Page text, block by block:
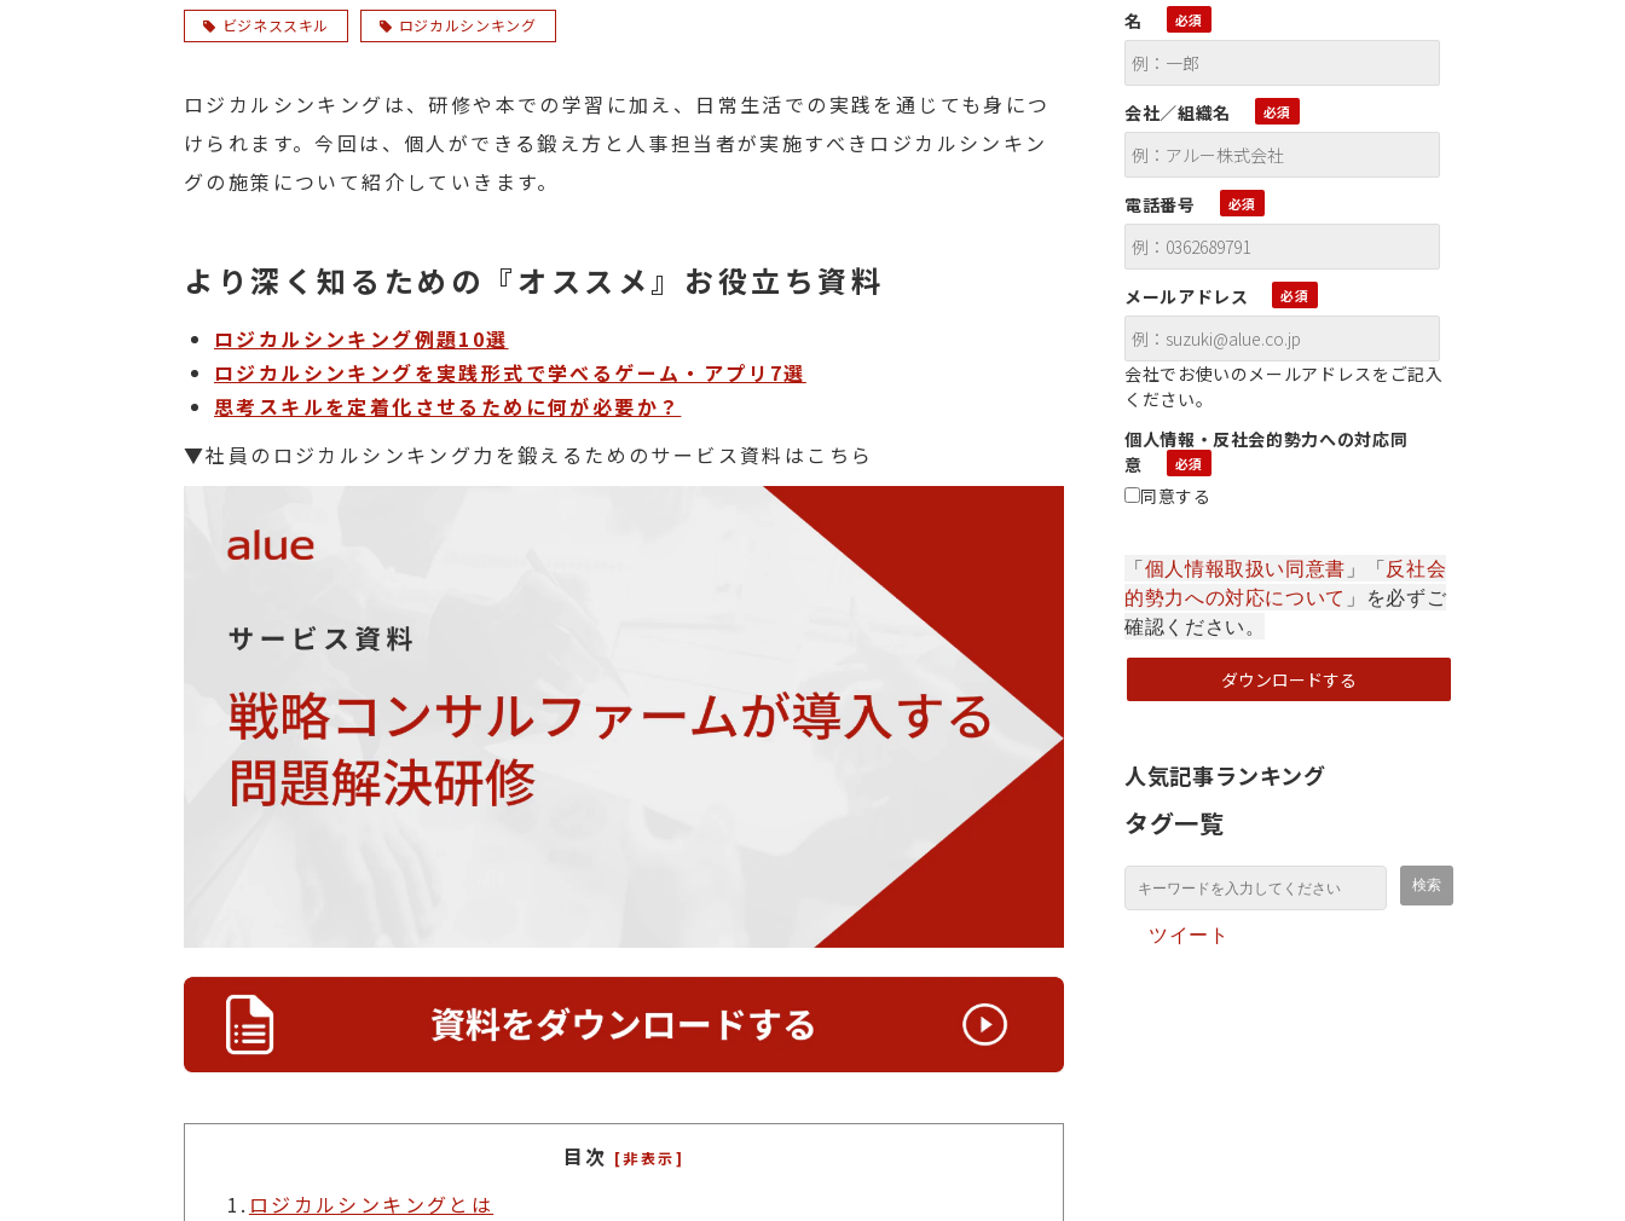
ビジネススキル
ロジカルシンキング
ロジカルシンキングは、研修や本での学習に加え、日常生活での実践を通じても身につ
けられます。今回は、個人ができる鍛え方と人事担当者が実施すべきロジカルシンキン
グの施策について紹介していきます。
より深く知るための『オススメ』お役立ち資料
ロジカルシンキング例題10選
ロジカルシンキングを実践形式で学べるゲーム・アプリ7選
思考スキルを定着化させるために何が必要か？
▼社員のロジカルシンキング力を鍛えるためのサービス資料はこちら
目次 [非表示]
1. ロジカルシンキングとは
名
会社／組織名
電話番号
メールアドレス
会社でお使いのメールアドレスをご記入
ください。
個人情報・反社会的勢力への対応同
意
同意する
「個人情報取扱い同意書 」「反社会
的勢力への対応について 」を必ずご
確認ください。
人気記事ランキング
タグ一覧
ツイート